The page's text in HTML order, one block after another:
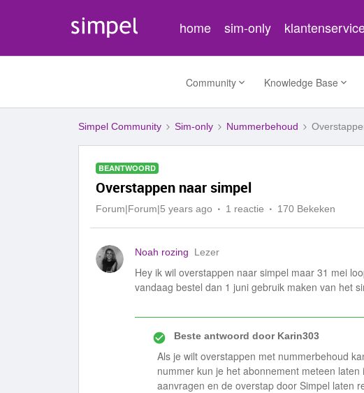
home sim-only
Community Knowledge Base
Simpel Community Sim-only Nummerbehoud
BEANTWOORD
Overstappen naar simpel
Forum|Forum|5 years ago 1 reactie 170 Bekeken
Noah rozing Lezer
Hey ik wil overstappen naar simpel maar 31 mei
vandaag bestel dan 1 juni gebruik maken van het
Beste antwoord doorKarin303
Als je wilt overstappen met nummerbehoud
nummer kun je het abonnement meteen
aanvragen en de overstap door Simpel laten